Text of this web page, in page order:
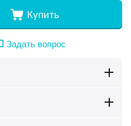
Купить
Задать вопрос